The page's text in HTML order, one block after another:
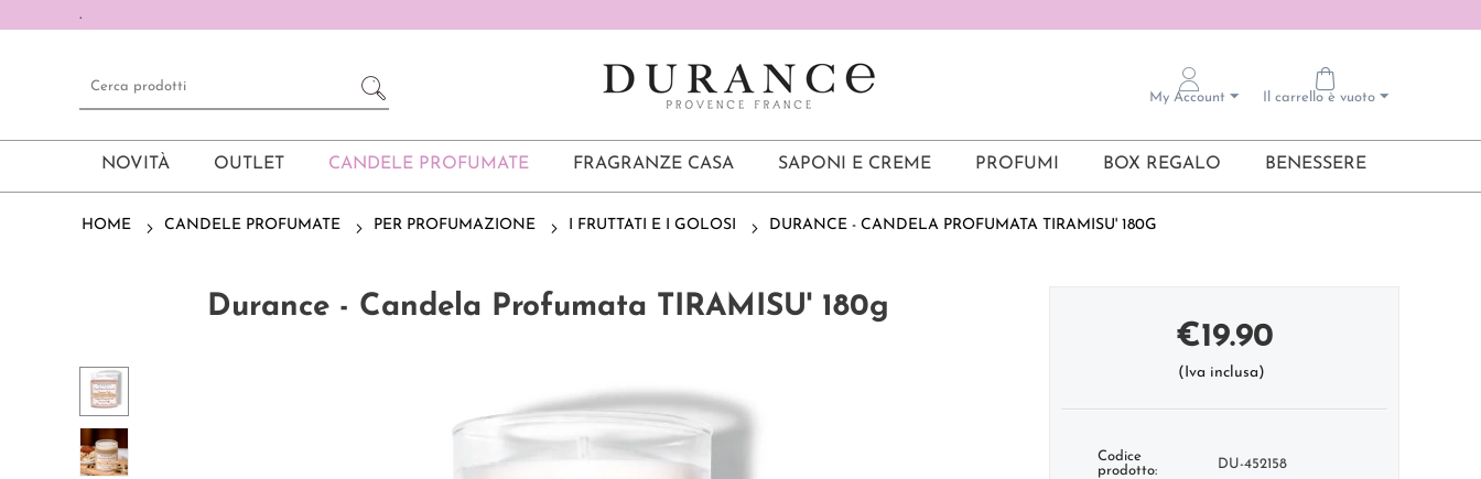
.
Il carrello è vuoto
My Account
NOVITÀ OUTLET CANDELE PROFUMATE FRAGRANZE CASA SAPONI E CREME PROFUMI BOX REGALO BENESSERE
HOME CANDELE PROFUMATE PER PROFUMAZIONE I FRUTTATI E I GOLOSI DURANCE - CANDELA PROFUMATA TIRAMISU' 180G
Durance - Candela Profumata TIRAMISU' 180g
€19.90
(Iva inclusa)
Codice
prodotto:
DU-452158